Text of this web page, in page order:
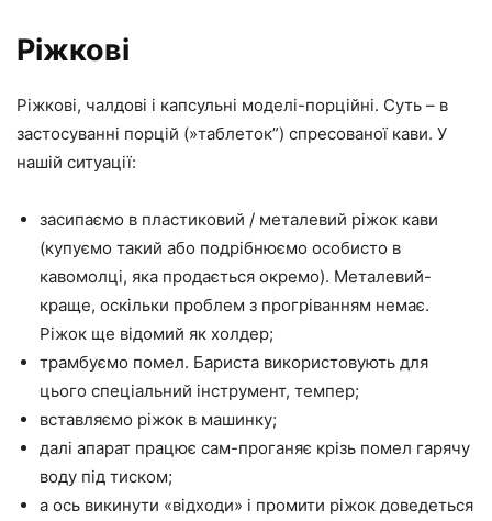
Ріжкові
Ріжкові, чалдові і капсульні моделі-порційні. Суть – в
застосуванні порцій (»таблеток”) спресованої кави. У
нашій ситуації:
засипаємо в пластиковий / металевий ріжок кави
(купуємо такий або подрібнюємо особисто в
кавомолці, яка продається окремо). Металевий-
краще, оскільки проблем з прогріванням немає.
Ріжок ще відомий як холдер;
трамбуємо помел. Бариста використовують для
цього спеціальний інструмент, темпер;
вставляємо ріжок в машинку;
далі апарат працює сам-проганяє крізь помел гарячу
воду під тиском;
а ось викинути «відходи» і промити ріжок доведеться